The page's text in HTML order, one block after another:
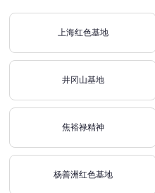
上海红色基地
井冈山基地
焦裕禄精神
杨善洲红色基地